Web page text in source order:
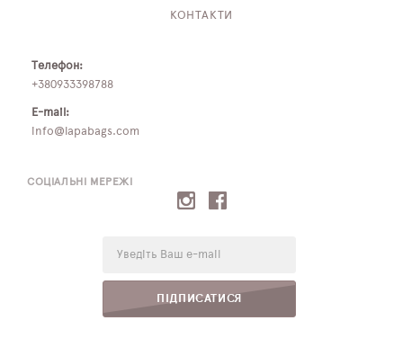
СОЦІАЛЬНІ МЕРЕЖІ
ПІДПИСАТИСЯ
КОНТАКТИ
Телефон:
+380933398788
E-mail:
info@lapabags.com